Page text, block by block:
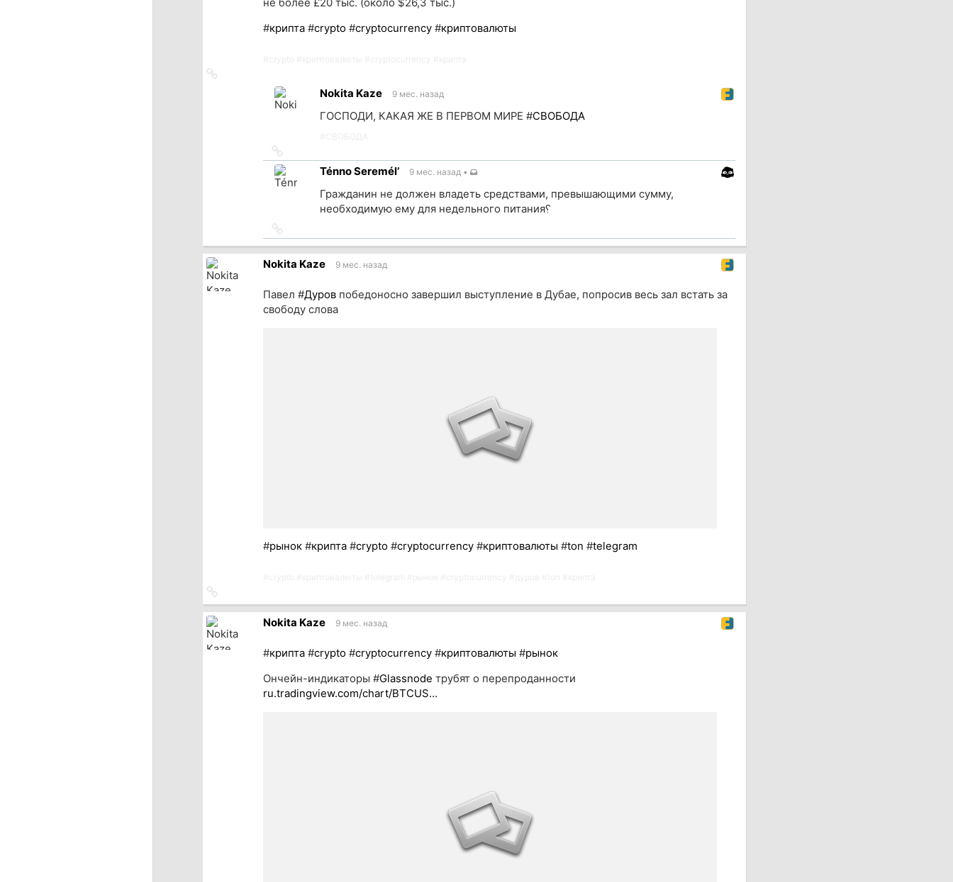
не более £20 тыс. (около $26,3 тыс.)
#крипта#crypto #cryptocurrency#криптовалюты
Nokita Kaze 9 мес. назад
ГОСПОДИ, КАКАЯ ЖЕ В ПЕРВОМ МИРЕ #СВОБОДА
на
источникTénno Seremél’ 9 мес. назад •
Гражданин не должен владеть средствами, превышающими сумму,
необходимую ему для недельного питания⸮
на
источник
Nokita Kaze 9 мес. назад
Павел #Дуровпобедоносно завершил выступление в Дубае, попросив весь зал встать за
свободу слова
#рынок#крипта#crypto #cryptocurrency#криптовалюты #ton #telegram
на
источник
Nokita Kaze 9 мес. назад
#крипта#crypto #cryptocurrency#криптовалюты #рынок
Ончейн-индикаторы #Glassnode трубят о перепроданности
ru.tradingview.com/chart/BTCUS…